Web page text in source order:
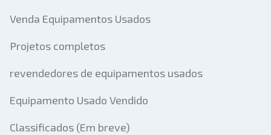
Venda Equipamentos Usados
Projetos completos
revendedores de equipamentos usados
Equipamento Usado Vendido
Classificados (Em breve)